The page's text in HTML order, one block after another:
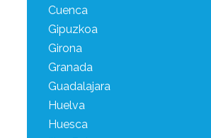
Cuenca
Gipuzkoa
Girona
Granada
Guadalajara
Huelva
Huesca